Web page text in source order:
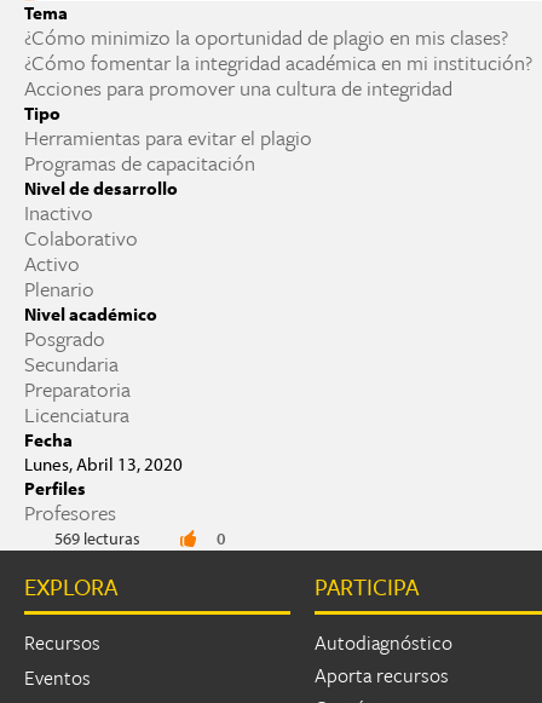
Tema
¿Cómo minimizo la oportunidad de plagio en mis clases?
¿Cómo fomentar la integridad académica en mi institución?
Acciones para promover una cultura de integridad
Tipo
Herramientas para evitar el plagio
Programas de capacitación
Nivel de desarrollo
Inactivo
Colaborativo
Activo
Plenario
Nivel académico
Posgrado
Secundaria
Preparatoria
Licenciatura
Fecha
Lunes, Abril 13, 2020
Perfiles
Profesores
569 lecturas 0
EXPLORA
Recursos
Eventos
PARTICIPA
Autodiagnóstico
Aporta recursos